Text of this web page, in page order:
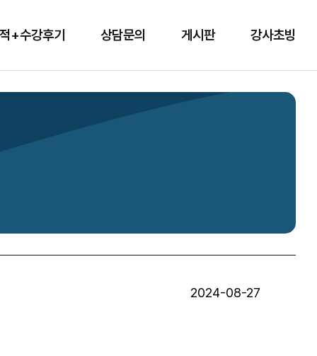
+수강후기 상담문의 게시판 강사초빙
2024-08-27